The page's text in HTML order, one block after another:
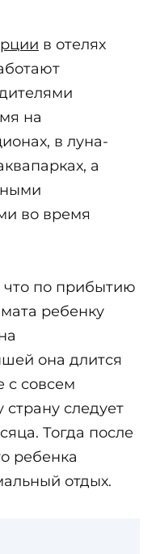
в отелях
на
в луна-
а
во время
что по прибытию
ребенку
она длится
с совсем
следует
Тогда после
ребенка
отдых.